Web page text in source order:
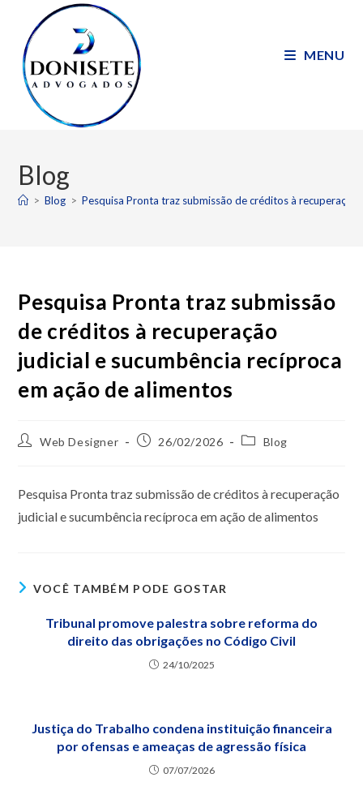
MENU
Blog
> Blog > Pesquisa Pronta traz submissão de créditos à
Pesquisa Pronta traz submissão
de créditos à recuperação
judicial e sucumbência recíproca
em ação de alimentos
Web Designer 26/02/2026 Blog
Pesquisa Pronta traz submissão de créditos à recuperação
judicial e sucumbência recíproca em ação de alimentos
VOCÊ TAMBÉM PODE GOSTAR
Tribunal promove palestra sobre reforma do
direito das obrigações no Código Civil
24/10/2025
Justiça do Trabalho condena instituição financeira
por ofensas e ameaças de agressão física
07/07/2026